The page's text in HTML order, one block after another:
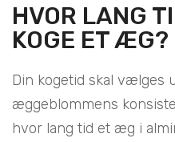
HVOR LANG
KOGE ET ÆG?
Din kogetid skal vælges
æggeblommens
hvor lang tid et æg i